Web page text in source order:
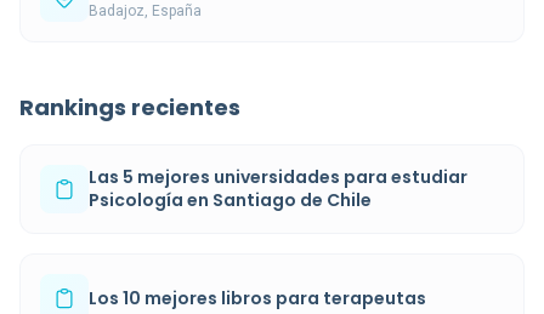
Badajoz, España
Rankings recientes
Las 5 mejores universidades para estudiar
Psicología en Santiago de Chile
Los 10 mejores libros para terapeutas